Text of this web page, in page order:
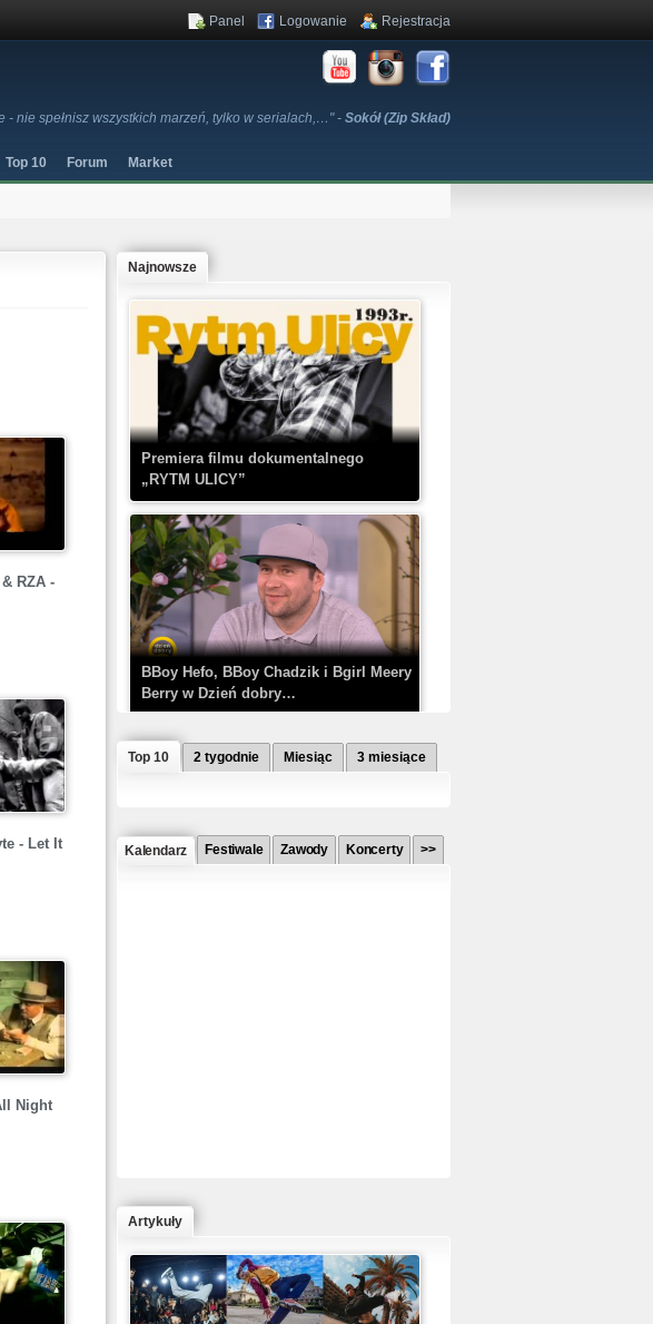
- nie spełnisz wszystkich marzeń, tylko w serialach,…" - Sokół (Zip Skład)
Panel Logowanie Rejestracja
Top 10 Forum Market
RZA -
- Let It
Night
Najnowsze
Premiera filmu dokumentalnego
„RYTM ULICY”
BBoy Hefo, BBoy Chadzik i Bgirl Meery
Berry w Dzień dobry…
Kaczorex w najnowszym klipie: HRYPA
Top 10 2 tygodnie Miesiąc 3 miesiące
Kalendarz Festiwale Zawody Koncerty >>
Artykuły